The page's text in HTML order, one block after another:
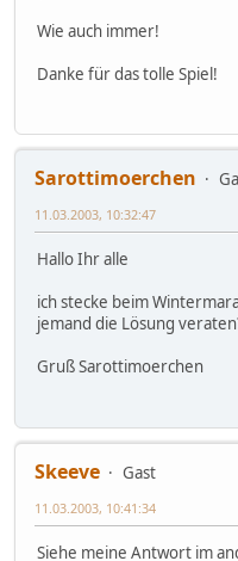
Wie auch immer!
Danke für das tolle Spiel!
Sarottimoerchen
11.03.2003, 10:32:47
Hallo Ihr alle
ich stecke beim
jemand die Lösung
Gruß Sarottimoerchen
Skeeve
Gast
11.03.2003, 10:41:34
Siehe meine Antwort im